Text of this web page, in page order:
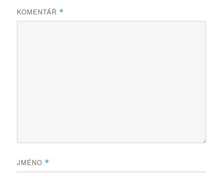
KOMENTÁŘ *
JMÉNO *